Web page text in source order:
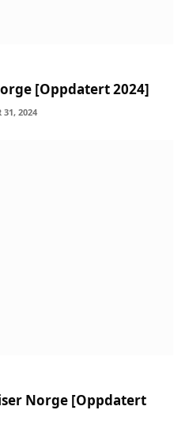
[Oppdatert 2024]
31, 2024
Norge [Oppdatert